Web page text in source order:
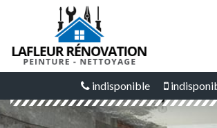
indisponible